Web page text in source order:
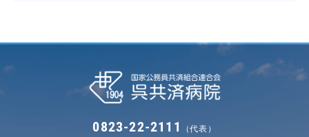
0823-22-2111 （代表）